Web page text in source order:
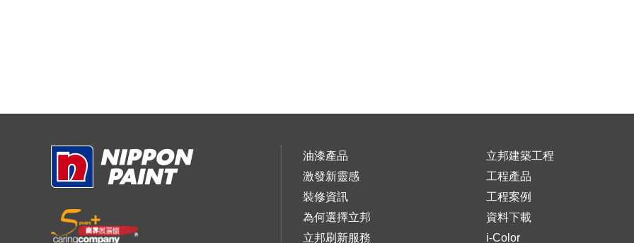
油漆產品
激發新靈感
裝修資訊
為何選擇立邦
立邦刷新服務
立邦建築工程
工程產品
工程案例
資料下載
i-Color